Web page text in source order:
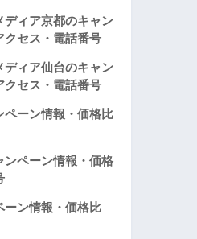
ィア京都のキャン
クセス・電話番号
ィア仙台のキャン
クセス・電話番号
ーン情報・価格比
ペーン情報・価格
ン情報・価格比